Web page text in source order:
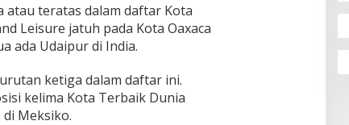
teratas dalam daftar Kota
Leisure jatuh pada Kota Oaxaca
ada Udaipur di India.
ketiga dalam daftar ini.
kelima Kota Terbaik Dunia
di Meksiko.